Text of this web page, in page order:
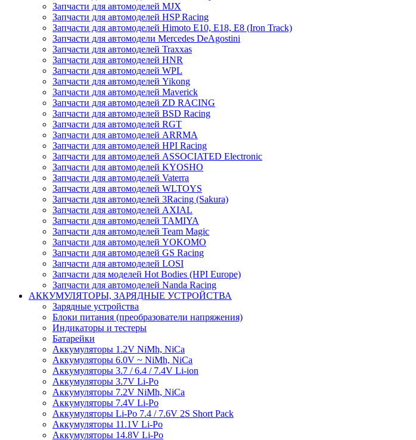
Запчасти для автомоделей MJX
Запчасти для автомоделей HSP Racing
Запчасти для автомоделей Himoto E10, E18, E8 (Iron Track)
Запчасти для автомодели Mercedes DeAgostini
Запчасти для автомоделей Traxxas
Запчасти для автомоделей HNR
Запчасти для автомоделей WPL
Запчасти для автомоделей Yikong
Запчасти для автомоделей Maverick
Запчасти для автомоделей ZD RACING
Запчасти для автомоделей BSD Racing
Запчасти для автомоделей RGT
Запчасти для автомоделей ARRMA
Запчасти для автомоделей HPI Racing
Запчасти для автомоделей ASSOCIATED Electronic
Запчасти для автомоделей KYOSHO
Запчасти для автомоделей Vaterra
Запчасти для автомоделей WLTOYS
Запчасти для автомоделей 3Racing (Sakura)
Запчасти для автомоделей AXIAL
Запчасти для автомоделей TAMIYA
Запчасти для автомоделей Team Magic
Запчасти для автомоделей YOKOMO
Запчасти для автомоделей GS Racing
Запчасти для автомоделей LOSI
Запчасти для моделей Hot Bodies (HPI Europe)
Запчасти для автомоделей Nanda Racing
АККУМУЛЯТОРЫ, ЗАРЯДНЫЕ УСТРОЙСТВА
Зарядные устройства
Блоки питания (преобразователи напряжения)
Индикаторы и тестеры
Батарейки
Аккумуляторы 1.2V NiMh, NiCa
Аккумуляторы 6.0V ~ NiMh, NiCa
Аккумуляторы 3.7 / 6.4 / 7.4V Li-ion
Аккумуляторы 3.7V Li-Po
Аккумуляторы 7.2V NiMh, NiCa
Аккумуляторы 7.4V Li-Po
Аккумуляторы Li-Po 7.4 / 7.6V 2S Short Pack
Аккумуляторы 11.1V Li-Po
Аккумуляторы 14.8V Li-Po